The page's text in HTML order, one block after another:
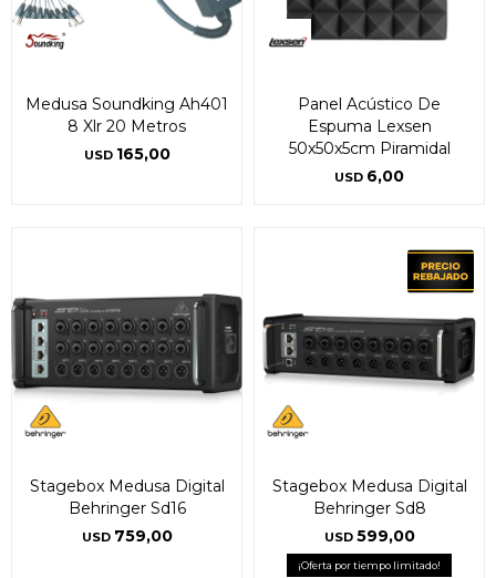
Medusa Soundking Ah401
8 Xlr 20 Metros
USD 165,00
Panel Acústico De
Espuma Lexsen
50x50x5cm Piramidal
USD 6,00
Stagebox Medusa Digital
Behringer Sd16
USD 759,00
Stagebox Medusa Digital
Behringer Sd8
USD 599,00
¡Oferta por tiempo limitado!